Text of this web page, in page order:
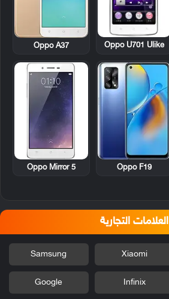
Oppo U701 Ulike
Oppo A37
Oppo F19
Oppo Mirror 5
العلامات التجارية
Xiaomi
Samsung
Infinix
Google